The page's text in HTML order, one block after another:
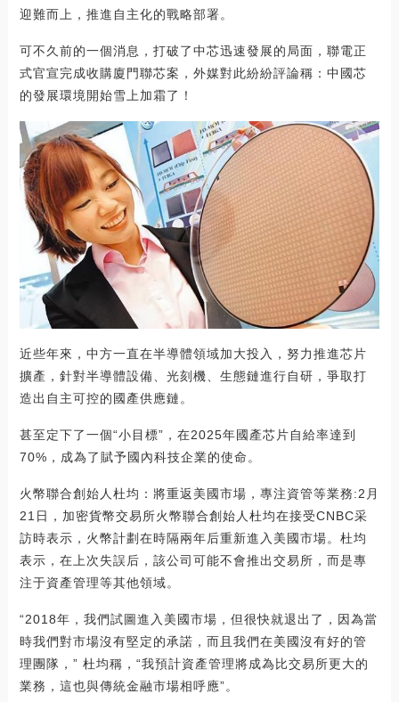
迎難而上，推進自主化的戰略部署。
可不久前的一個消息，打破了中芯迅速發展的局面，聯電正
式官宣完成收購廈門聯芯案，外媒對此紛紛評論稱：中國芯
的發展環境開始雪上加霜了！
近些年來，中方一直在半導體領域加大投入，努力推進芯片
擴產，針對半導體設備、光刻機、生態鏈進行自研，爭取打
造出自主可控的國產供應鏈。
甚至定下了一個“小目標”，在2025年國產芯片自給率達到
70%，成為了賦予國內科技企業的使命。
火幣聯合創始人杜均：將重返美國市場，專注資管等業務:2月
21日，加密貨幣交易所火幣聯合創始人杜均在接受CNBC采
訪時表示，火幣計劃在時隔兩年后重新進入美國市場。杜均
表示，在上次失誤后，該公司可能不會推出交易所，而是專
注于資產管理等其他領域。
“2018年，我們試圖進入美國市場，但很快就退出了，因為當
時我們對市場沒有堅定的承諾，而且我們在美國沒有好的管
理團隊，” 杜均稱，“我預計資產管理將成為比交易所更大的
業務，這也與傳統金融市場相呼應”。